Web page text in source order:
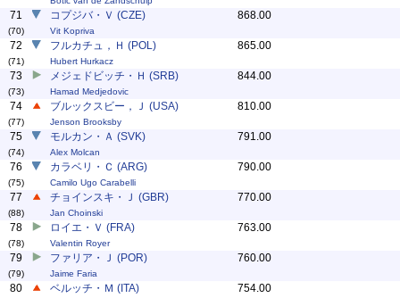
71
(70)
コプジバ・Ｖ (CZE)
Vit Kopriva
868.00
72
(71)
フルカチュ，Ｈ (POL)
Hubert Hurkacz
865.00
73
(73)
メジェドビッチ・Ｈ (SRB)
Hamad Medjedovic
844.00
74
(77)
ブルックスビー，Ｊ (USA)
Jenson Brooksby
810.00
75
(74)
モルカン・Ａ (SVK)
Alex Molcan
791.00
76
(75)
カラベリ・Ｃ (ARG)
Camilo Ugo Carabelli
790.00
77
(88)
チョインスキ・Ｊ (GBR)
Jan Choinski
770.00
78
(78)
ロイエ・Ｖ (FRA)
Valentin Royer
763.00
79
(79)
ファリア・Ｊ (POR)
Jaime Faria
760.00
80 ベルッチ・Ｍ (ITA) 754.00